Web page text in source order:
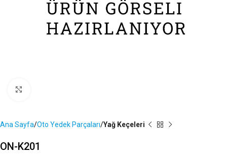
Ana Sayfa Oto Yedek Parçaları Yağ Keçeleri
ON-K201